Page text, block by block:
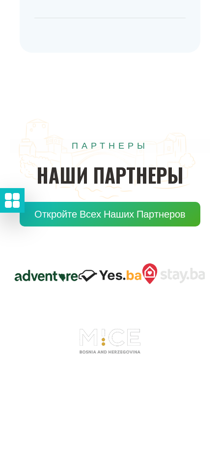
ПАРТНЕРЫ
НАШИ ПАРТНЕРЫ
Откройте Всех Наших Партнеров